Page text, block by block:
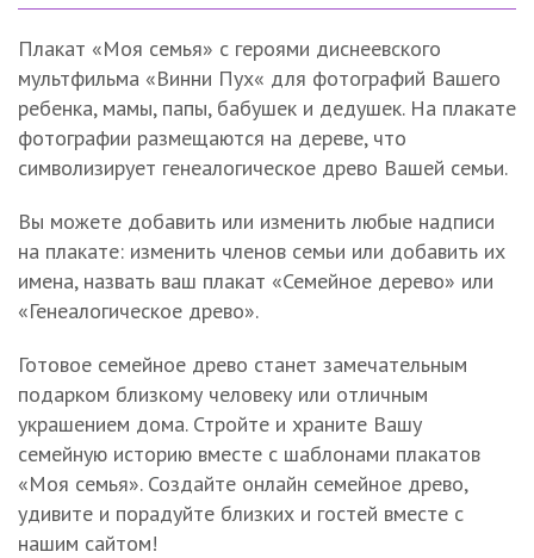
Плакат «Моя семья» с героями диснеевского
мультфильма «Винни Пух« для фотографий Вашего
ребенка, мамы, папы, бабушек и дедушек. На плакате
фотографии размещаются на дереве, что
символизирует генеалогическое древо Вашей семьи.
Вы можете добавить или изменить любые надписи
на плакате: изменить членов семьи или добавить их
имена, назвать ваш плакат «Семейное дерево» или
«Генеалогическое древо».
Готовое семейное древо станет замечательным
подарком близкому человеку или отличным
украшением дома. Стройте и храните Вашу
семейную историю вместе с шаблонами плакатов
«Моя семья». Создайте онлайн семейное древо,
удивите и порадуйте близких и гостей вместе с
нашим сайтом!